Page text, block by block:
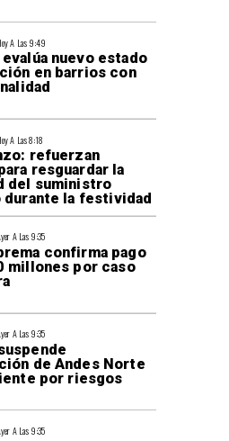
A Las 9:49
nuevo estado
en barrios con
A Las 8:18
refuerzan
resguardar la
del suministro
la festividad
A Las 9:35
confirma pago
millones por caso
A Las 9:35
de Andes Norte
por riesgos
A Las 9:35